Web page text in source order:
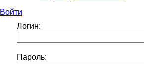
Войти
Логин:
Пароль: